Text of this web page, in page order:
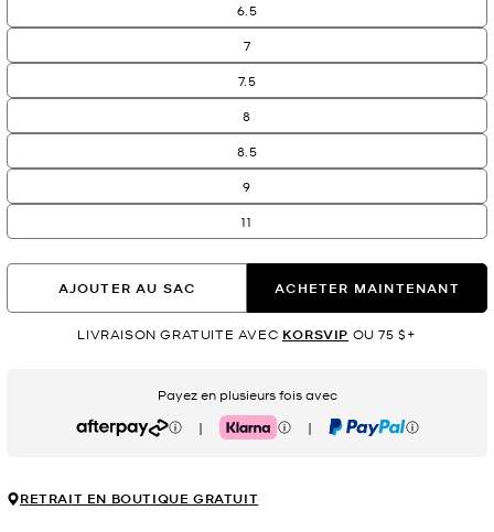
6.5
7
7.5
8
8.5
9
11
AJOUTER AU SAC ACHETER MAINTENANT
LIVRAISON GRATUITE AVEC KORSVIP OU 75 $+
Payez en plusieurs fois avec
Afterpay | Klarna | PayPal
RETRAIT EN BOUTIQUE GRATUIT